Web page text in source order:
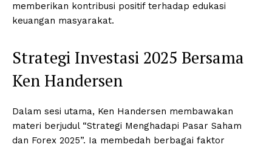
memberikan kontribusi positif terhadap edukasi
keuangan masyarakat.
Strategi Investasi 2025 Bersama
Ken Handersen
Dalam sesi utama, Ken Handersen membawakan
materi berjudul “Strategi Menghadapi Pasar Saham
dan Forex 2025”. Ia membedah berbagai faktor